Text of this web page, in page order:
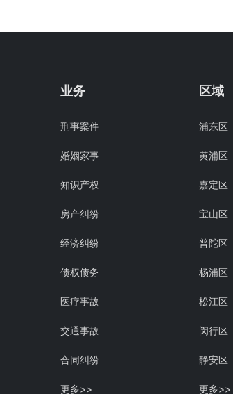
业务
刑事案件
婚姻家事
知识产权
房产纠纷
经济纠纷
债权债务
医疗事故
交通事故
合同纠纷
更多>>
区域
浦东区
黄浦区
嘉定区
宝山区
普陀区
杨浦区
松江区
闵行区
静安区
更多>>